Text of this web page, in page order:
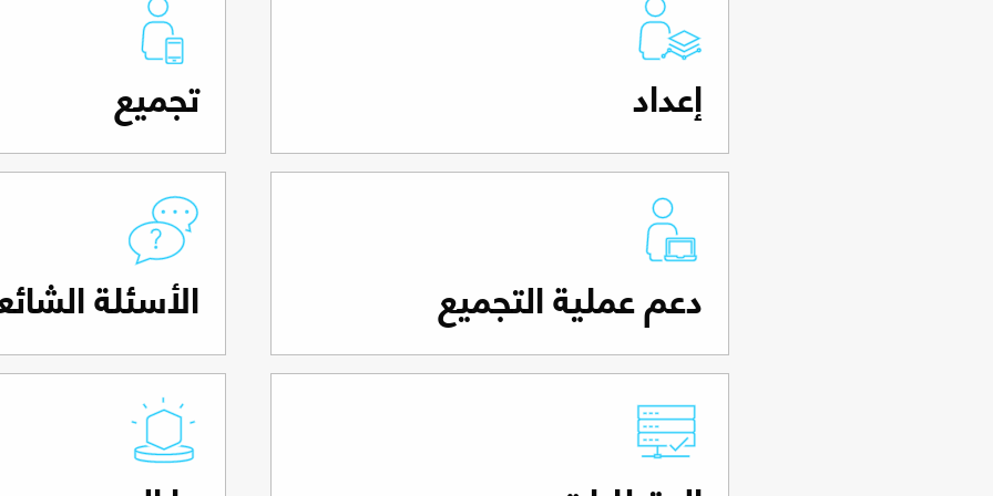
إعداد تجميع
دعم عملية التجميع الأسئلة